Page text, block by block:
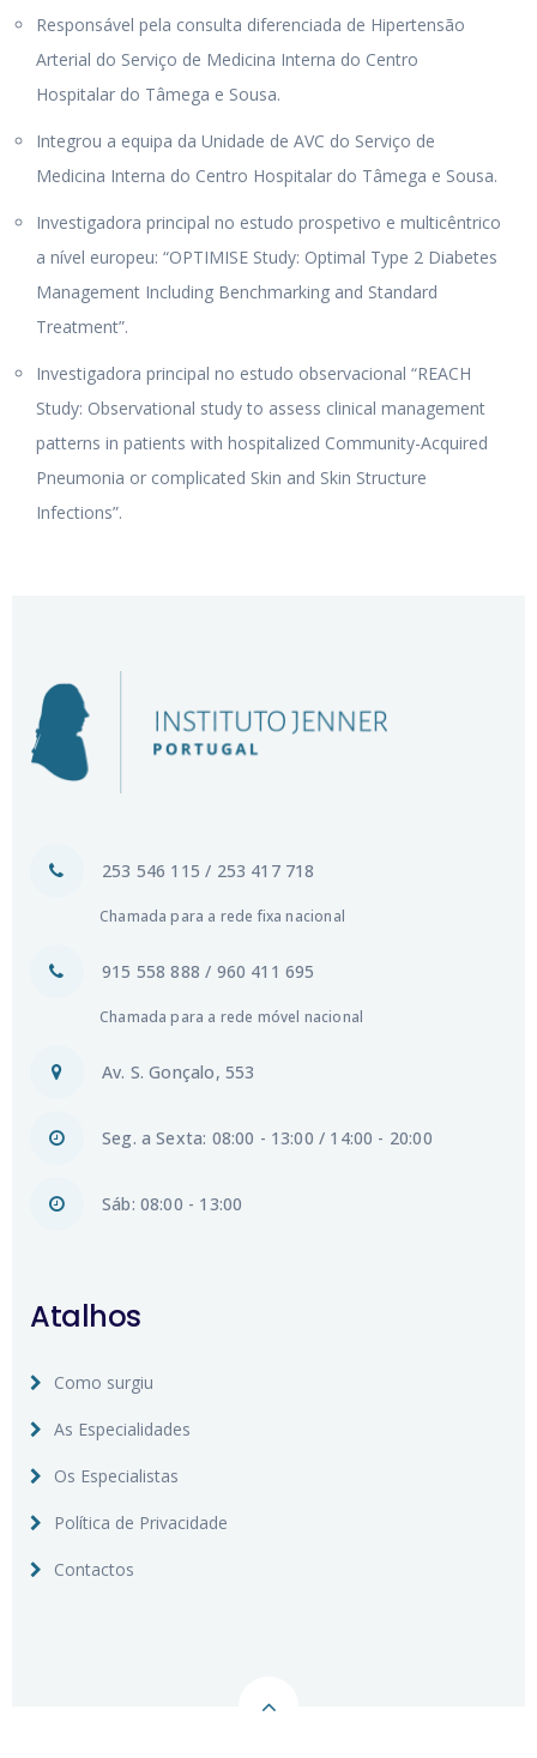
Responsável pela consulta diferenciada de Hipertensão
Arterial do Serviço de Medicina Interna do Centro
Hospitalar do Tâmega e Sousa.
Integrou a equipa da Unidade de AVC do Serviço de
Medicina Interna do Centro Hospitalar do Tâmega e Sousa.
Investigadora principal no estudo prospetivo e multicêntrico
a nível europeu: “OPTIMISE Study: Optimal Type 2 Diabetes
Management Including Benchmarking and Standard
Treatment”.
Investigadora principal no estudo observacional “REACH
Study: Observational study to assess clinical management
patterns in patients with hospitalized Community-Acquired
Pneumonia or complicated Skin and Skin Structure
Infections”.
253 546 115 / 253 417 718
Chamada para a rede fixa nacional
915 558 888 / 960 411 695
Chamada para a rede móvel nacional
Av. S. Gonçalo, 553
Seg. a Sexta: 08:00 - 13:00 / 14:00 - 20:00
Sáb: 08:00 - 13:00
Atalhos
Como surgiu
As Especialidades
Os Especialistas
Política de Privacidade
Contactos